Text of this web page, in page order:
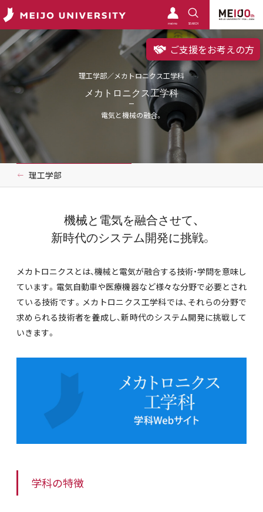
meimo SEARCH
ご支援をお考えの方
理工学部／メカトロニクス工学科
メカトロニクス工学科
電気と機械の融合。
理工学部
機械と電気を融合させて、
新時代のシステム開発に挑戦。
メカトロニクスとは、機械と電気が融合する技術・学問を意味し
ています。電気自動車や医療機器など様々な分野で必要とされ
ている技術です。メカトロニクス工学科では、それらの分野で
求められる技術者を養成し、新時代のシステム開発に挑戦して
いきます。
学科の特徴